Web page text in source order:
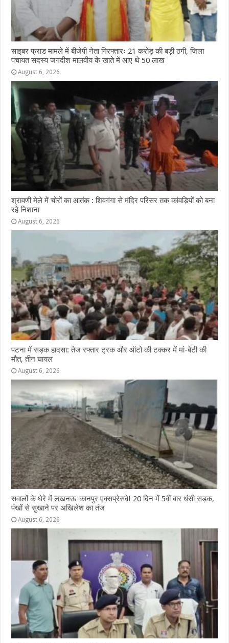
साइबर फ्राड मामले में बीजेपी नेता गिरफ्तारः 21 करोड़ की बड़ी ठगी, जिला
पंचायत सदस्य जगदीश मालवीय के खाते में आए थे 50 लाख
August 6, 2026
श्रावणी मेले में चोरों का आतंक : शिवगंगा से मंदिर परिसर तक कांवड़ियों को बना
रहे निशाना
August 6, 2026
पटना में सड़क हादसा: तेज रफ्तार ट्रक और ऑटो की टक्कर में मां-बेटी की
मौत, तीन घायल
August 6, 2026
सवालों के घेरे में लखनऊ-कानपुर एक्सप्रेसवे! 20 दिन में 5वीं बार धंसी सड़क,
पंखों से सुखाने पर अखिलेश का तंज
August 6, 2026